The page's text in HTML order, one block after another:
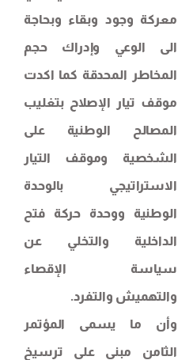
معركة وجود وبقاء وبحاجة
الى الوعي وإدراك حجم
المخاطر المحدقة كما اكدت
موقف تيار الإصلاح بتغليب
المصالح الوطنية على
الشخصية وموقف التيار
الاستراتيجي بالوحدة
الوطنية ووحدة حركة فتح
الداخلية والتخلي عن
سياسة الإقصاء
والتهميش والتفرد.
وأن ما يسمى المؤتمر
الثامن مبنى على ترسيخ